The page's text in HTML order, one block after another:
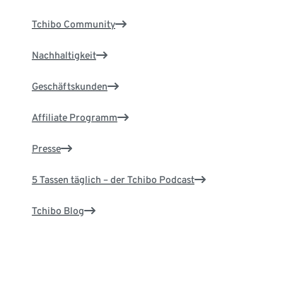
Tchibo Community
Nachhaltigkeit
Geschäftskunden
Affiliate Programm
Presse
5 Tassen täglich – der Tchibo Podcast
Tchibo Blog